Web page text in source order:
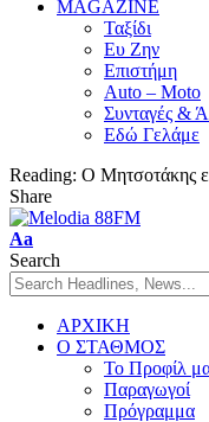
MAGAZINE
Ταξίδι
Ευ Ζην
Επιστήμη
Auto – Moto
Συνταγές &
Εδώ Γελάμε
Reading: Ο Μητσοτάκης
Share
Aa
Search
ΑΡΧΙΚΗ
Ο ΣΤΑΘΜΟΣ
Το Προφίλ
Παραγωγοί
Πρόγραμμα